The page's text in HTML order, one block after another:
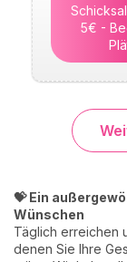
Schicksal
5€ -
💝 Ein
Wünschen
Täglich erreichen
denen Sie Ihre